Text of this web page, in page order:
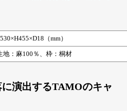
（mm）
地：麻100％、枠：桐材
演出するTAMOのキャ